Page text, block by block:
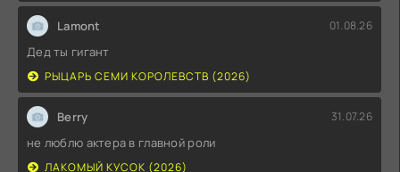
Lamont 01.08.26
Дед ты гигант
РЫЦАРЬ СЕМИ КОРОЛЕВСТВ (2026)
Berry 31.07.26
не люблю актера в главной роли
ЛАКОМЫЙ КУСОК (2026)